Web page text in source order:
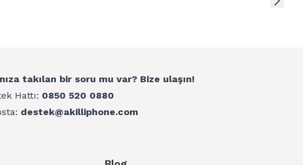
takılan bir soru mu var? Bize ulaşın!
Hattı: 0850 520 0880
destek@akilliphone.com